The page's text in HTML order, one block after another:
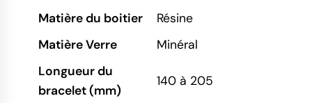
Matière du boitier
Résine
Matière Verre
Minéral
Longueur du
bracelet (mm)
140 à 205